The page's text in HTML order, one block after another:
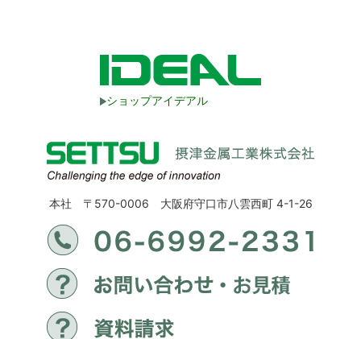
ショップアイデアル
本社 〒570-0006 大阪府守口市八雲西町 4-1-26